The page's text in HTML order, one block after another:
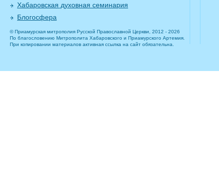
Хабаровская духовная семинария
Блогосфера
© Приамурская митрополия Русской Православной Церкви, 2012 - 2026
По благословению Митрополита Хабаровского и Приамурского Артемия.
При копировании материалов активная ссылка на сайт обязательна.